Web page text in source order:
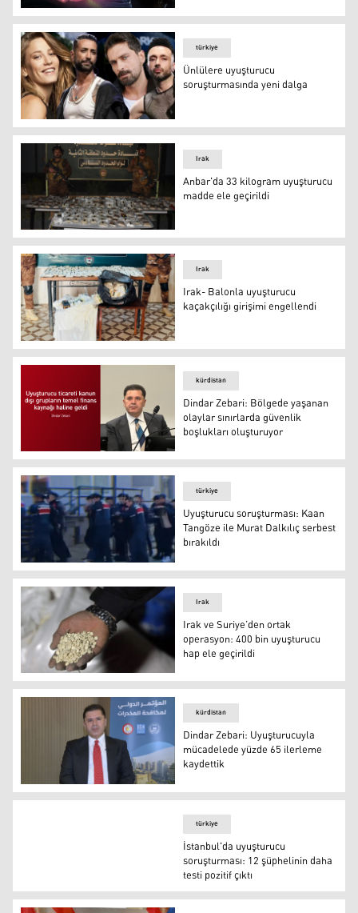
Ünlülere yönelik uyuşturucu soruşturması: 8 ismin testi
Ünlülere uyuşturucu soruşturmasında yeni dalga
türkiye
Ünlülere uyuşturucu
soruşturmasında yeni dalga
Anbar'da 33 kilogram uyuşturucu madde ele geçirildi
Irak
Anbar'da 33 kilogram uyuşturucu
madde ele geçirildi
Irak- Balonla uyuşturucu kaçakçılığı girişimi engellendi
Irak
Irak- Balonla uyuşturucu
kaçakçılığı girişimi engellendi
Dindar Zebari: Bölgede yaşanan olaylar sınırlarda
kürdistan
Dindar Zebari: Bölgede yaşanan
olaylar sınırlarda güvenlik
boşlukları oluşturuyor
Uyuşturucu soruşturması: Kaan Tangöze ile Murat
türkiye
Uyuşturucu soruşturması: Kaan
Tangöze ile Murat Dalkılıç serbest
bırakıldı
Irak ve Suriye’den ortak operasyon: 400 bin
Irak
Irak ve Suriye’den ortak
operasyon: 400 bin uyuşturucu
hap ele geçirildi
Dindar Zebari: Uyuşturucuyla mücadelede yüzde 65
kürdistan
Dindar Zebari: Uyuşturucuyla
mücadelede yüzde 65 ilerleme
kaydettik
İstanbul'da uyuşturucu soruşturması: 12
türkiye
İstanbul'da uyuşturucu
soruşturması: 12 şüphelinin daha
testi pozitif çıktı